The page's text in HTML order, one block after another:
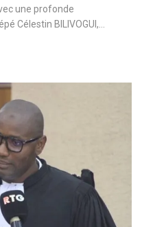
une profonde
Célestin BILIVOGUI,…